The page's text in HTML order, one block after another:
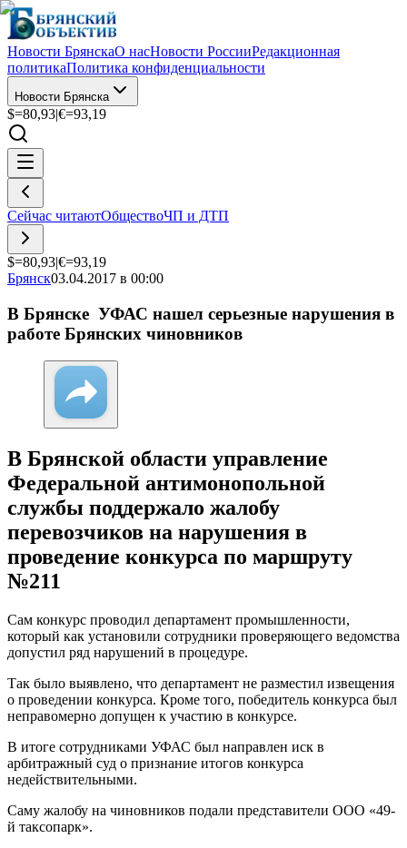
Новости БрянскаО насНовости РоссииРедакционная
политикаПолитика конфиденциальности
Новости Брянска
$=80,93|€=93,19
Сейчас читаютОбществоЧП и ДТП
$=80,93|€=93,19
Брянск03.04.2017 в 00:00
В Брянске УФАС нашел серьезные нарушения в
работе Брянских чиновников
В Брянской области управление
Федеральной антимонопольной
службы поддержало жалобу
перевозчиков на нарушения в
проведение конкурса по маршруту
№211
Сам конкурс проводил департамент промышленности,
который как установили сотрудники проверяющего ведомства
допустил ряд нарушений в процедуре.
Так было выявлено, что департамент не разместил извещения
о проведении конкурса. Кроме того, победитель конкурса был
неправомерно допущен к участию в конкурсе.
В итоге сотрудниками УФАС был направлен иск в
арбитражный суд о признание итогов конкурса
недействительными.
Саму жалобу на чиновников подали представители ООО «49-
й таксопарк».